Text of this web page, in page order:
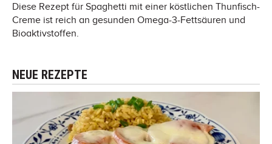
Diese Rezept für Spaghetti mit einer köstlichen Thunfisch-
Creme ist reich an gesunden Omega-3-Fettsäuren und
Bioaktivstoffen.
NEUE REZEPTE